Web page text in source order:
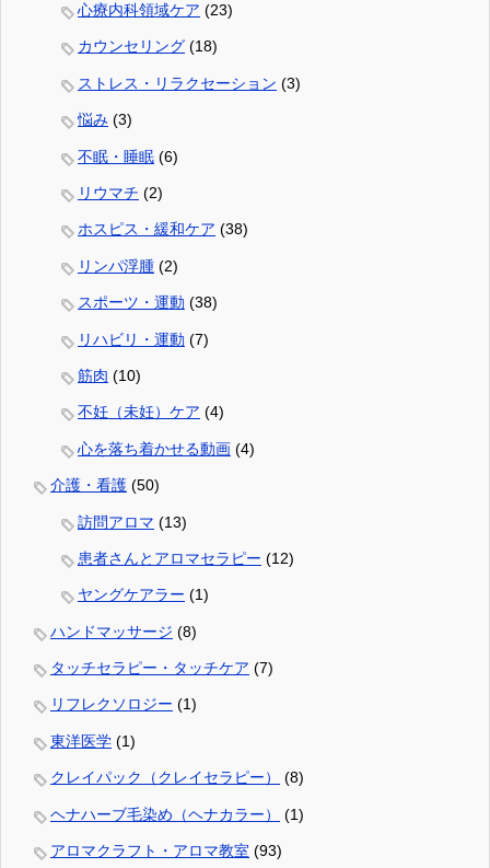
心療内科領域ケア (23)
カウンセリング (18)
ストレス・リラクセーション (3)
悩み (3)
不眠・睡眠 (6)
リウマチ (2)
ホスピス・緩和ケア (38)
リンパ浮腫 (2)
スポーツ・運動 (38)
リハビリ・運動 (7)
筋肉 (10)
不妊（未妊）ケア (4)
心を落ち着かせる動画 (4)
介護・看護 (50)
訪問アロマ (13)
患者さんとアロマセラピー (12)
ヤングケアラー (1)
ハンドマッサージ (8)
タッチセラピー・タッチケア (7)
リフレクソロジー (1)
東洋医学 (1)
クレイパック（クレイセラピー） (8)
ヘナハーブ毛染め（ヘナカラー） (1)
アロマクラフト・アロマ教室 (93)